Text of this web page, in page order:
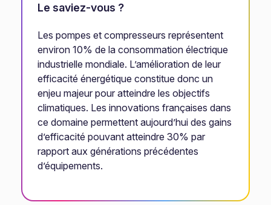
Le saviez-vous ?
Les pompes et compresseurs représentent
environ 10% de la consommation électrique
industrielle mondiale. L’amélioration de leur
efficacité énergétique constitue donc un
enjeu majeur pour atteindre les objectifs
climatiques. Les innovations françaises dans
ce domaine permettent aujourd’hui des gains
d’efficacité pouvant atteindre 30% par
rapport aux générations précédentes
d’équipements.